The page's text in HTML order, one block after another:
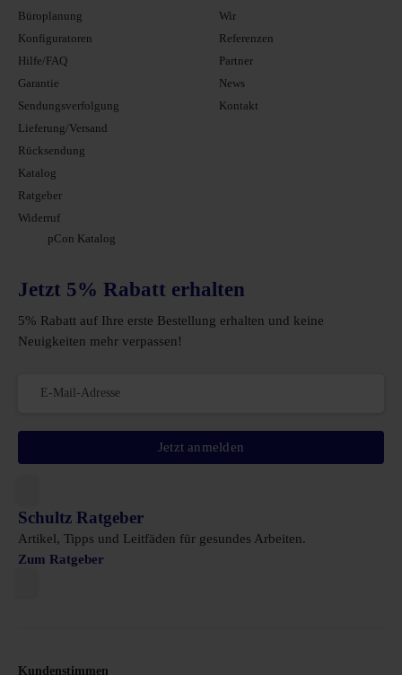
Büroplanung
Konfiguratoren
Hilfe/FAQ
Garantie
Sendungsverfolgung
Lieferung/Versand
Rücksendung
Katalog
Ratgeber
Widerruf
pCon Katalog
Wir
Referenzen
Partner
News
Kontakt
Jetzt 5% Rabatt erhalten
5% Rabatt auf Ihre erste Bestellung erhalten und keine
Neuigkeiten mehr verpassen!
Jetzt anmelden
Schultz Ratgeber
Artikel, Tipps und Leitfäden für gesundes Arbeiten.
Zum Ratgeber
Kundenstimmen